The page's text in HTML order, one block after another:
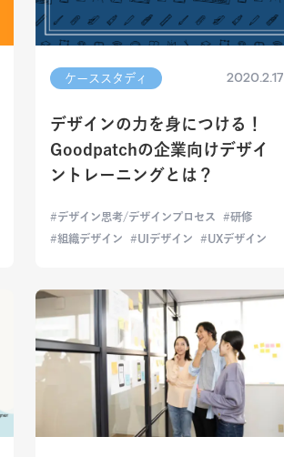
ケーススタディ 2020.2.17
デザインの力を身につける！
Goodpatchの企業向けデザイ
ントレーニングとは？
デザイン思考/デザインプロセス
研修
組織デザイン
UIデザイン UXデザイン